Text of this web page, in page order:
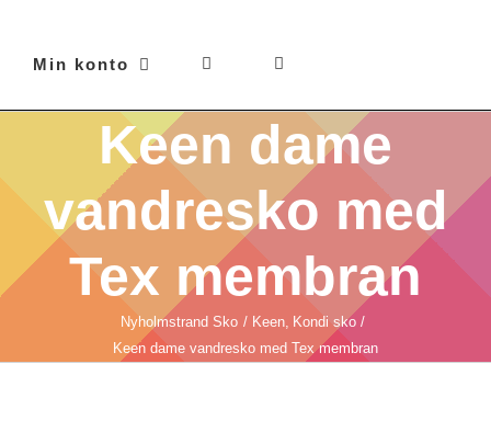
Min konto
Keen dame
vandresko med
Tex membran
Nyholmstrand Sko Keen Kondi sko
Keen dame vandresko med Tex membran